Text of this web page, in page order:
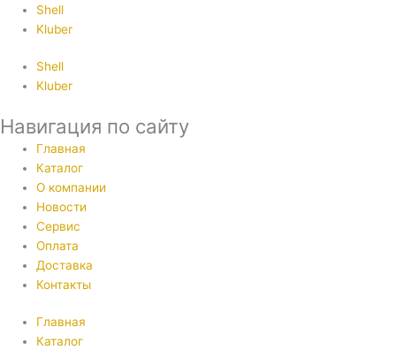
Shell
Kluber
Shell
Kluber
Навигация по сайту
Главная
Каталог
О компании
Новости
Сервис
Оплата
Доставка
Контакты
Главная
Каталог